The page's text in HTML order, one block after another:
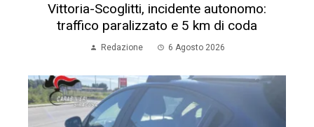
Vittoria-Scoglitti, incidente autonomo:
traffico paralizzato e 5 km di coda
Redazione 6 Agosto 2026